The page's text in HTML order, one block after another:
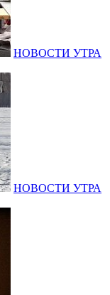
НОВОСТИ УТРА
НОВОСТИ УТРА